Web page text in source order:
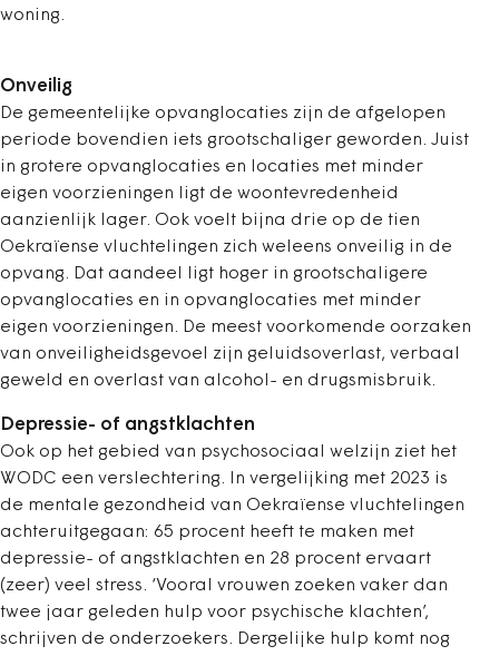
woning.
Onveilig
De gemeentelijke opvanglocaties zijn de afgelopen
periode bovendien iets grootschaliger geworden. Juist
in grotere opvanglocaties en locaties met minder
eigen voorzieningen ligt de woontevredenheid
aanzienlijk lager. Ook voelt bijna drie op de tien
Oekraïense vluchtelingen zich weleens onveilig in de
opvang. Dat aandeel ligt hoger in grootschaligere
opvanglocaties en in opvanglocaties met minder
eigen voorzieningen. De meest voorkomende oorzaken
van onveiligheidsgevoel zijn geluidsoverlast, verbaal
geweld en overlast van alcohol- en drugsmisbruik.
Depressie- of angstklachten
Ook op het gebied van psychosociaal welzijn ziet het
WODC een verslechtering. In vergelijking met 2023 is
de mentale gezondheid van Oekraïense vluchtelingen
achteruitgegaan: 65 procent heeft te maken met
depressie- of angstklachten en 28 procent ervaart
(zeer) veel stress. ‘Vooral vrouwen zoeken vaker dan
twee jaar geleden hulp voor psychische klachten’,
schrijven de onderzoekers. Dergelijke hulp komt nog